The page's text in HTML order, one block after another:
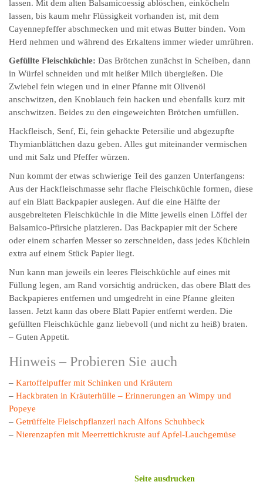
lassen. Mit dem alten Balsamicoessig ablöschen, einköcheln
lassen, bis kaum mehr Flüssigkeit vorhanden ist, mit dem
Cayennepfeffer abschmecken und mit etwas Butter binden. Vom
Herd nehmen und während des Erkaltens immer wieder umrühren.
Gefüllte Fleischküchle: Das Brötchen zunächst in Scheiben, dann
in Würfel schneiden und mit heißer Milch übergießen. Die
Zwiebel fein wiegen und in einer Pfanne mit Olivenöl
anschwitzen, den Knoblauch fein hacken und ebenfalls kurz mit
anschwitzen. Beides zu den eingeweichten Brötchen umfüllen.
Hackfleisch, Senf, Ei, fein gehackte Petersilie und abgezupfte
Thymianblättchen dazu geben. Alles gut miteinander vermischen
und mit Salz und Pfeffer würzen.
Nun kommt der etwas schwierige Teil des ganzen Unterfangens:
Aus der Hackfleischmasse sehr flache Fleischküchle formen, diese
auf ein Blatt Backpapier auslegen. Auf die eine Hälfte der
ausgebreiteten Fleischküchle in die Mitte jeweils einen Löffel der
Balsamico-Pfirsiche platzieren. Das Backpapier mit der Schere
oder einem scharfen Messer so zerschneiden, dass jedes Küchlein
extra auf einem Stück Papier liegt.
Nun kann man jeweils ein leeres Fleischküchle auf eines mit
Füllung legen, am Rand vorsichtig andrücken, das obere Blatt des
Backpapieres entfernen und umgedreht in eine Pfanne gleiten
lassen. Jetzt kann das obere Blatt Papier entfernt werden. Die
gefüllten Fleischküchle ganz liebevoll (und nicht zu heiß) braten.
– Guten Appetit.
Hinweis – Probieren Sie auch
– Kartoffelpuffer mit Schinken und Kräutern
– Hackbraten in Kräuterhülle – Erinnerungen an Wimpy und
Popeye
– Getrüffelte Fleischpflanzerl nach Alfons Schuhbeck
– Nierenzapfen mit Meerrettichkruste auf Apfel-Lauchgemüse
Seite ausdrucken